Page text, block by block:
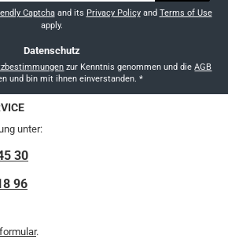
Captchaand its Privacy Policyand Terms of Use
apply.
Datenschutz
zur Kenntnis genommen und dieAGB
und bin mit ihnen einverstanden. *
unter:
30
96
.